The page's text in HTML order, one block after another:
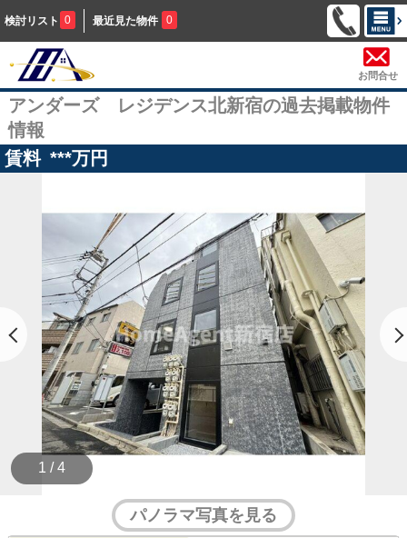
検討リスト 0 最近見た物件 0
お問合せ
アンダーズ レジデンス北新宿の過去掲載物件
情報
賃料 ***万円
1 / 4
パノラマ写真を見る